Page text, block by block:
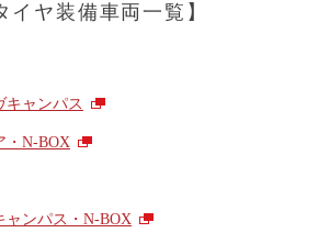
イヤ装備車両一覧】
キャンパス
・N-BOX
ャンパス・N-BOX